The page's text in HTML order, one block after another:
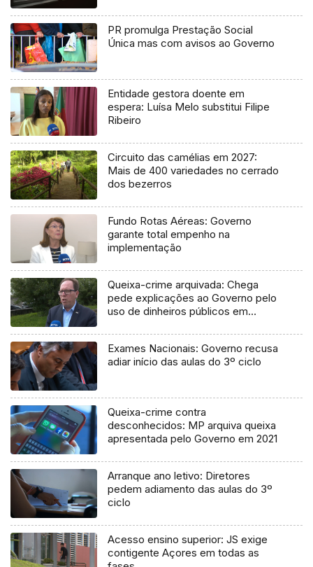
PR promulga Prestação Social
Única mas com avisos ao Governo
Entidade gestora doente em
espera: Luísa Melo substitui Filipe
Ribeiro
Circuito das camélias em 2027:
Mais de 400 variedades no cerrado
dos bezerros
Fundo Rotas Aéreas: Governo
garante total empenho na
implementação
Queixa-crime arquivada: Chega
pede explicações ao Governo pelo
uso de dinheiros públicos em
Exames Nacionais: Governo recusa
adiar início das aulas do 3º ciclo
Queixa-crime contra
desconhecidos: MP arquiva queixa
apresentada pelo Governo em 2021
Arranque ano letivo: Diretores
pedem adiamento das aulas do 3º
ciclo
Acesso ensino superior: JS exige
contigente Açores em todas as